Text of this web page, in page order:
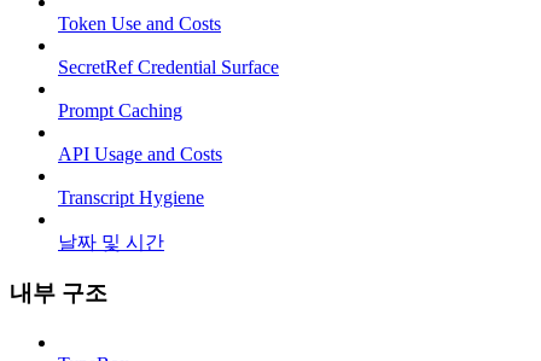
Token Use and Costs
SecretRef Credential Surface
Prompt Caching
API Usage and Costs
Transcript Hygiene
날짜 및 시간
내부 구조